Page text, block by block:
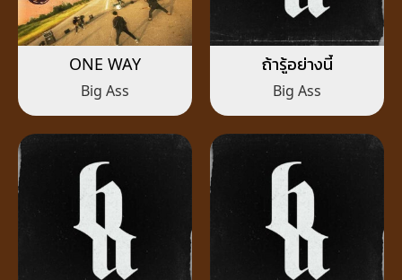
ONE WAY
Big Ass
ถ้ารู้อย่างนี้
Big Ass